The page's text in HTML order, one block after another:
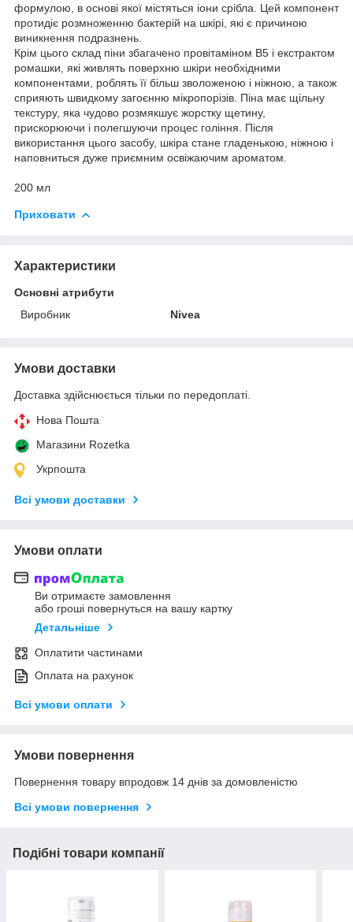
формулою, в основі якої містяться іони срібла. Цей компонент
протидіє розмноженню бактерій на шкірі, які є причиною
виникнення подразнень.
Крім цього склад піни збагачено провітаміном В5 і екстрактом
ромашки, які живлять поверхню шкіри необхідними
компонентами, роблять її більш зволоженою і ніжною, а також
сприяють швидкому загоєнню мікропорізів. Піна має щільну
текстуру, яка чудово розмякшує жорстку щетину,
прискорюючи і полегшуючи процес гоління. Після
використання цього засобу, шкіра стане гладенькою, ніжною і
наповниться дуже приємним освіжаючим ароматом.
200 мл
Приховати
Характеристики
Основні атрибути
Виробник
Nivea
Умови доставки
Доставка здійснюється тільки по передоплаті.
Нова Пошта
Магазини Rozetka
Укрпошта
Всі умови доставки
Умови оплати
Ви отримаєте замовлення
або гроші повернуться на вашу картку
Детальніше
Оплатити частинами
Оплата на рахунок
Всі умови оплати
Умови повернення
Повернення товару впродовж 14 днів за домовленістю
Всі умови повернення
Подібні товари компанії